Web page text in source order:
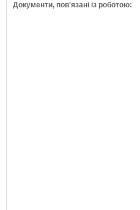
Документи, пов'язані із роботою: